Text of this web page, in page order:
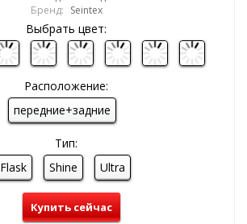
Бренд: Seintex
Выбрать цвет:
Расположение:
передние+задние
Тип:
Flask
Shine Ultra
Купить сейчас